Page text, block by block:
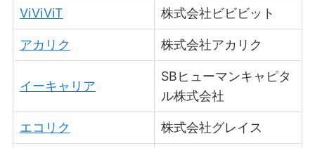
ViViViT 株式会社ビビビット
アカリク 株式会社アカリク
イーキャリア
SBヒューマンキャピタ
ル株式会社
エコリク 株式会社グレイス